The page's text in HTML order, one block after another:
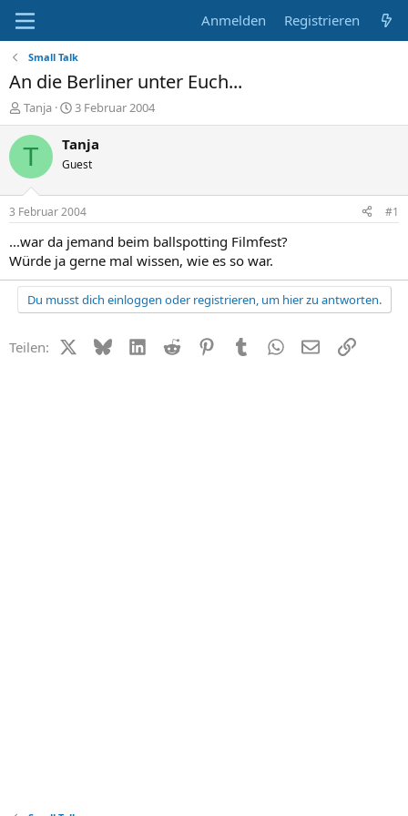
Anmelden Registrieren
Small Talk
An die Berliner unter Euch...
E
r
s
l
e
r
Tanja
E
r
s
e
l
t
a
3 Februar 2004
T Tanja
Guest
3 Februar 2004 #1
...war da jemand beim ballspotting Filmfest?
Würde ja gerne mal wissen, wie es so war.
Du musst dich einloggen oder registrieren, um hier zu antworten.
Teilen: X (Twitter)
BlueskyLinkedIn
Reddit PinterestTumblr WhatsApp
E-MailLink